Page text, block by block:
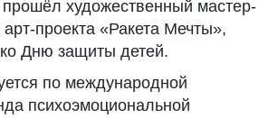
художественный мастер-
проекта «Ракета Мечты»,
Дню защиты детей.
по международной
психоэмоциональной